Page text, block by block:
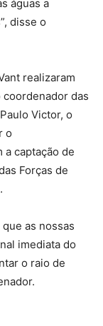
águas a
disse o
realizaram
das
Victor, o
o
a captação de
Forças de
as nossas
imediata do
o raio de